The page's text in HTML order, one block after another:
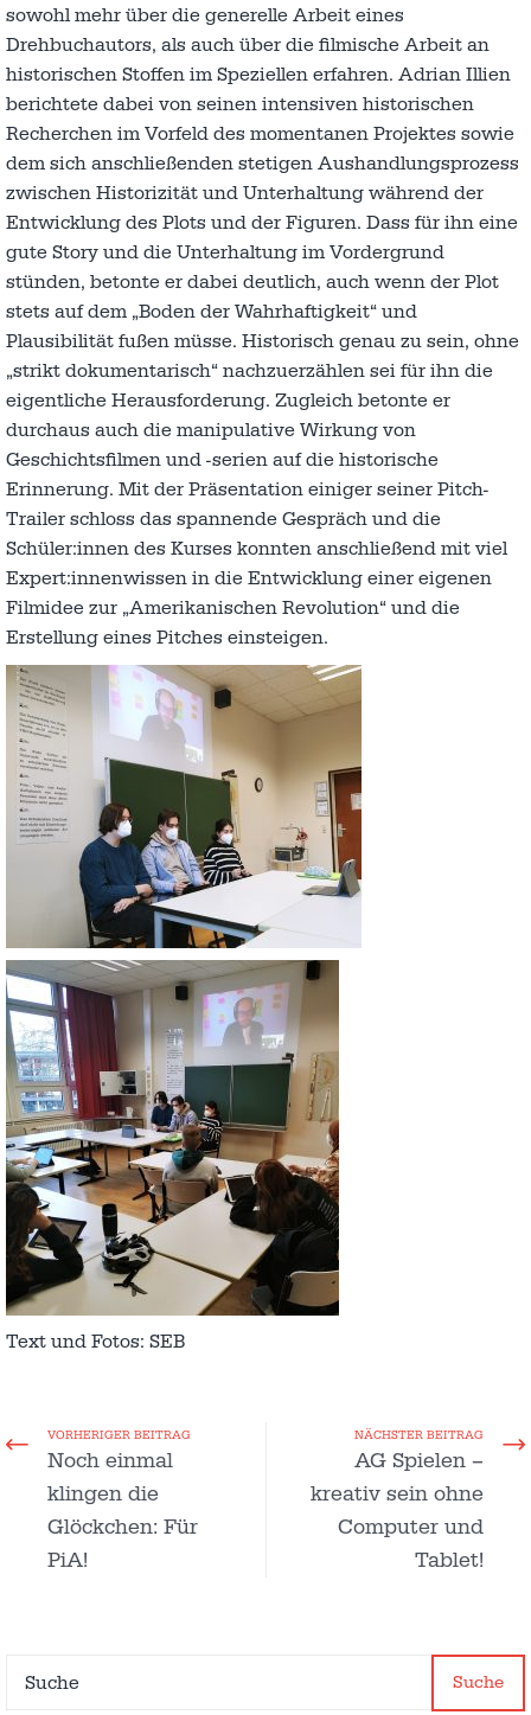
sowohl mehr über die generelle Arbeit eines
Drehbuchautors, als auch über die filmische Arbeit an
historischen Stoffen im Speziellen erfahren. Adrian Illien
berichtete dabei von seinen intensiven historischen
Recherchen im Vorfeld des momentanen Projektes sowie
dem sich anschließenden stetigen Aushandlungsprozess
zwischen Historizität und Unterhaltung während der
Entwicklung des Plots und der Figuren. Dass für ihn eine
gute Story und die Unterhaltung im Vordergrund
stünden, betonte er dabei deutlich, auch wenn der Plot
stets auf dem „Boden der Wahrhaftigkeit“ und
Plausibilität fußen müsse. Historisch genau zu sein, ohne
„strikt dokumentarisch“ nachzuerzählen sei für ihn die
eigentliche Herausforderung. Zugleich betonte er
durchaus auch die manipulative Wirkung von
Geschichtsfilmen und -serien auf die historische
Erinnerung. Mit der Präsentation einiger seiner Pitch-
Trailer schloss das spannende Gespräch und die
Schüler:innen des Kurses konnten anschließend mit viel
Expert:innenwissen in die Entwicklung einer eigenen
Filmidee zur „Amerikanischen Revolution“ und die
Erstellung eines Pitches einsteigen.
Text und Fotos: SEB
VORHERIGER BEITRAG
Noch einmal
klingen die
Glöckchen: Für
PiA!
NÄCHSTER BEITRAG
AG Spielen –
kreativ sein ohne
Computer und
Tablet!
Suche